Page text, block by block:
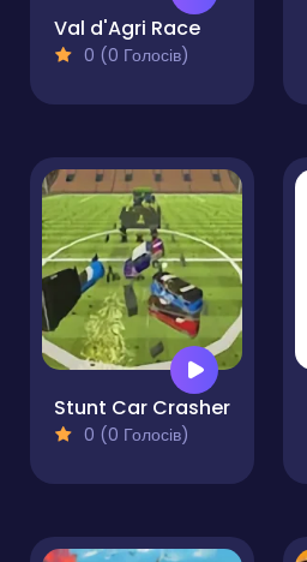
Val d'Agri Race
0 (0 Голосів)
Stunt Car Crasher
0 (0 Голосів)